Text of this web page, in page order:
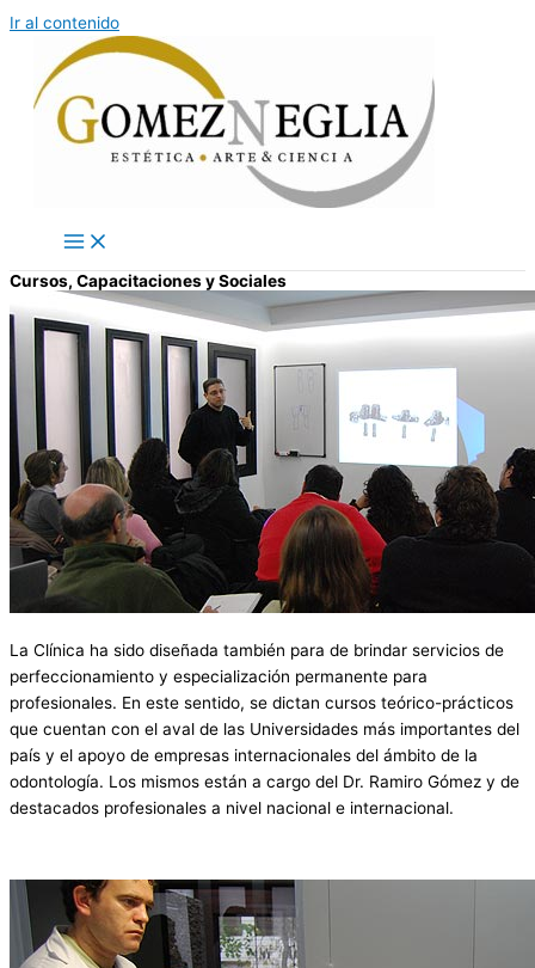
Ir al contenido
Cursos, Capacitaciones y Sociales
La Clínica ha sido diseñada también para de brindar servicios de
perfeccionamiento y especialización permanente para
profesionales. En este sentido, se dictan cursos teórico-prácticos
que cuentan con el aval de las Universidades más importantes del
país y el apoyo de empresas internacionales del ámbito de la
odontología. Los mismos están a cargo del Dr. Ramiro Gómez y de
destacados profesionales a nivel nacional e internacional.